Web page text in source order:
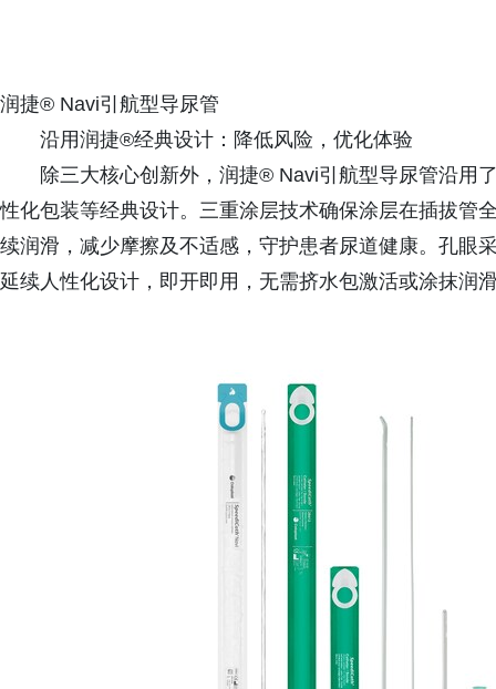
润捷® Navi引航型导尿管
沿用润捷®经典设计：降低风险，优化体验‌
除三大核心创新外，润捷® Navi引航型导尿管沿用
性化包装等经典设计。三重涂层技术确保涂层在插拔管
续润滑，减少摩擦及不适感，守护患者尿道健康。孔眼
延续人性化设计，即开即用，无需挤水包激活或涂抹润